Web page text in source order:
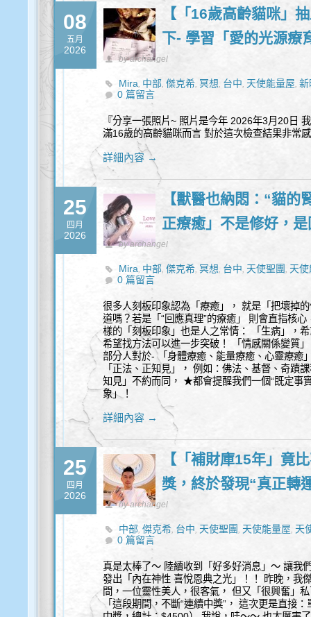
08
五月
2026
【「16歲高齡貓咪」
下- 學習「愛的光源療
by archangel
Mira, 中部,傑克希,冥想, 台中, 天使能量屋,
0 篇留言
『分享一張照片~ 照片是今年 2026年3月20日
滿16歲的高齡貓咪而言 對於這次檢查結果非常
詳細內容 →
25
四月
2026
【獸醫也納悶：“貓
正療癒」不是修好，
by archangel
Mira, 中部,傑克希,冥想, 台中, 天使聖團, 天
0 篇留言
很多人刻板印象認為「療癒」， 就是「把壞掉
道嗎？若是「“回應真理”的療癒」 則會直指核
樣的「刻板印象」也是人之常情： 「生病」，
希望找方法可以進一步突破！ 「情感關係變質
部分人對於- 「身體療癒、能量療癒、心靈療癒
「正法、正知見」， 例如：佛法、基督、奇蹟
知見」不約而同， ★都會提醒我們一個“既定事
象」！
詳細內容 →
25
四月
2026
【「補財庫15年」竟
獎，終於發現“真正轉
by archangel
中部,傑克希, 台中, 天使聖團, 天使能量屋, 天
靈性諮詢
0 篇留言
真是太棒了～ 陸續收到「好多好消息」～ 讓我
發出「內在神性 喜悅恩典之光」！！ 昨晚，我
間，一位靈性美人，很客氣， 但又「很興奮」
「這段期間，不斷“連續中獎”， 這次更是直接